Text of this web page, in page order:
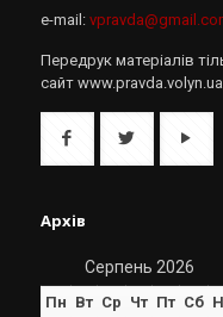
e-mail:
Передрук матеріалів
сайт www.pravda.volyn.ua
Архів
Серпень 2026
Пн Вт Ср Чт Пт Сб